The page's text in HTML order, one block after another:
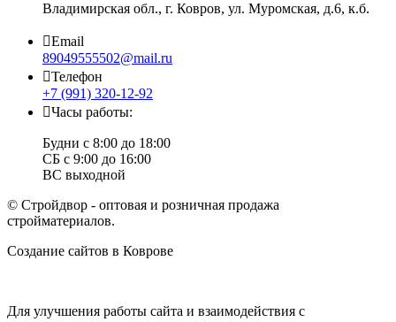
Владимирская обл., г. Ковров, ул. Муромская, д.6, к.б.
Email
89049555502@mail.ru
Телефон
+7 (991) 320-12-92
Часы работы:
Будни с 8:00 до 18:00
СБ с 9:00 до 16:00
ВС выходной
© Стройдвор - оптовая и розничная продажа
стройматериалов.
Создание сайтов в Коврове
Для улучшения работы сайта и взаимодействия с